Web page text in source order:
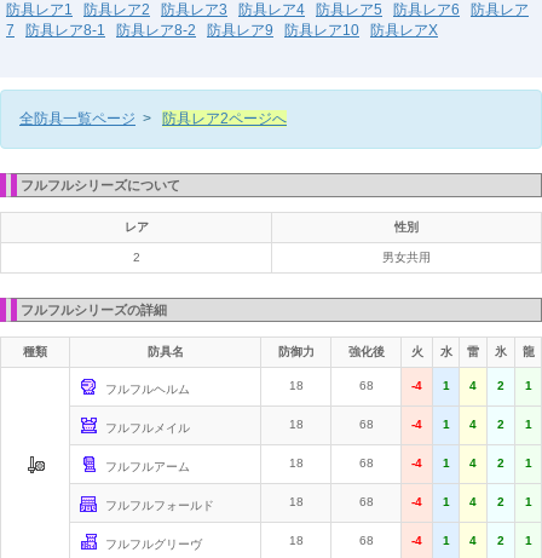
防具レア1
防具レア2 防具レア3 防具レア4 防具レア5 防具レア6
防具レア
7
防具レア8-1 防具レア8-2 防具レア9 防具レア10 防具レアX
全防具一覧ページ > 防具レア2ページへ
フルフルシリーズについて
レア 性別
2 男女共用
フルフルシリーズの詳細
種類 防具名 防御力 強化後 火 水 雷 氷 龍
フルフルヘルム 18 68 -4 1 4 2 1
フルフルメイル 18 68 -4 1 4 2 1
フルフルアーム 18 68 -4 1 4 2 1
フルフルフォールド 18 68 -4 1 4 2 1
フルフルグリーヴ 18 68 -4 1 4 2 1